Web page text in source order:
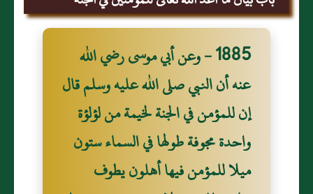
1885 - وعن أبي موسى رضي الله
عنه أن النبي صلى الله عليه وسلم قال
إن للمؤمن في الجنة لخيمة من لؤلؤة
واحدة مجوفة طولها في السماء ستون
ميلا للمؤمن فيها أهلون يطوف